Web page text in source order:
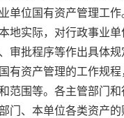
单位国有资产管理工作
地实际，对行政事业
审批程序等作出具体
有资产管理的工作规
范围等。各主管部门
门、本单位各类资产的